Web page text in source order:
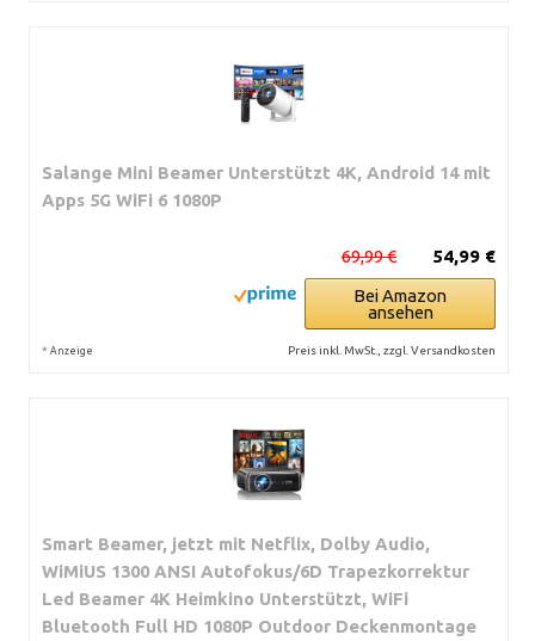
Salange Mini Beamer Unterstützt 4K, Android 14 mit
Apps 5G WiFi 6 1080P
54,99 €
69,99 €
Bei Amazon
ansehen
* Anzeige Preis inkl. MwSt., zzgl. Versandkosten
Smart Beamer, jetzt mit Netflix, Dolby Audio,
WiMiUS 1300 ANSI Autofokus/6D Trapezkorrektur
Led Beamer 4K Heimkino Unterstützt, WiFi
Bluetooth Full HD 1080P Outdoor Deckenmontage